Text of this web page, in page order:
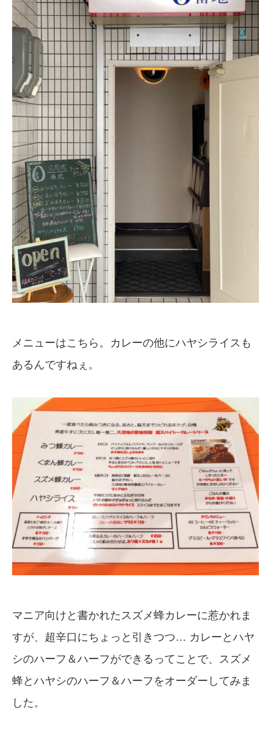
メニューはこちら。カレーの他にハヤシライスも
あるんですねぇ。
マニア向けと書かれたスズメ蜂カレーに惹かれま
すが、超辛口にちょっと引きつつ… カレーとハヤ
シのハーフ＆ハーフができるってことで、スズメ
蜂とハヤシのハーフ＆ハーフをオーダーしてみま
した。